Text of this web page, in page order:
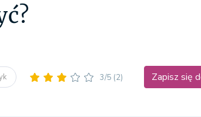
3/5 (2) Zapisz się